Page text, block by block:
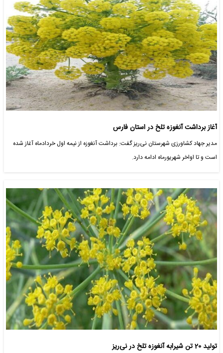
آغاز برداشت آنغوزه تلخ در استان فارس
مدیر جهاد کشاورزی شهرستان نی‌ریز گفت: برداشت آنغوزه از نیمه اول خردادماه آغاز شده
است و تا اواخر شهریورماه ادامه دارد.
تولید 20 تن شیرابه آنغوزه تلخ در نی‌ریز